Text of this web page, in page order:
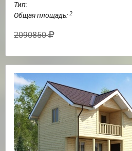
Тип:
Общая площадь: 2
2090850